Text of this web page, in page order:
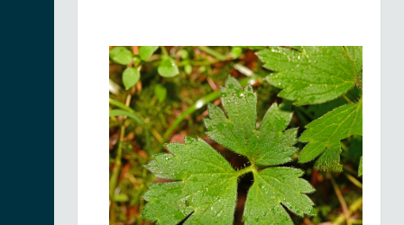
Fiche espèce
Pilosella aurantiaca
17/06/2026
Fiche espèce
Spirée barbe-de-
bouc |Aruncus
dioicus
17/06/2026
Gaillet à feuilles